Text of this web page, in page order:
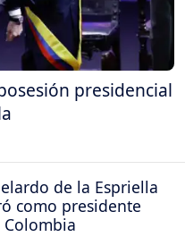
presidencial
de la Espriella
como presidente
Colombia